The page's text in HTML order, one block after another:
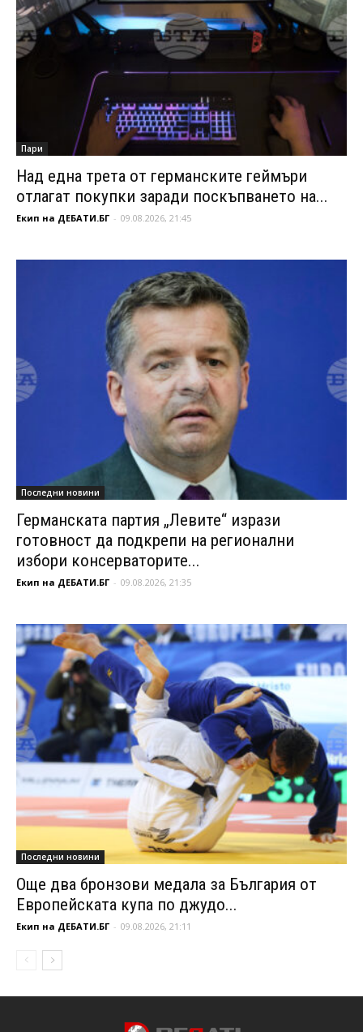
Пари
Над една трета от германските геймъри
отлагат покупки заради поскъпването на...
Екип на ДЕБАТИ.БГ - 09.08.2026, 21:45
Последни новини
Германската партия „Левите“ изрази
готовност да подкрепи на регионални
избори консерваторите...
Екип на ДЕБАТИ.БГ - 09.08.2026, 21:35
Последни новини
Още два бронзови медала за България от
Европейската купа по джудо...
Екип на ДЕБАТИ.БГ - 09.08.2026, 21:11